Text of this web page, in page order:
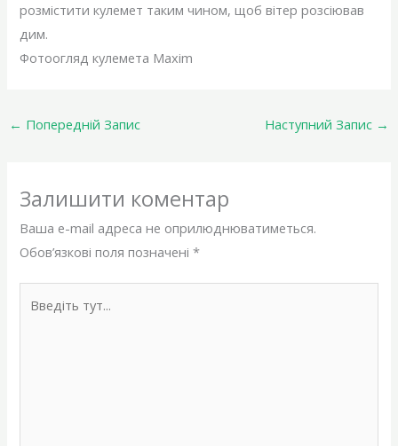
розмістити кулемет таким чином, щоб вітер розсіював
дим.
Фотоогляд кулемета Maxim
← Попередній Запис Наступний Запис →
Залишити коментар
Ваша e-mail адреса не оприлюднюватиметься.
Обов’язкові поля позначені*